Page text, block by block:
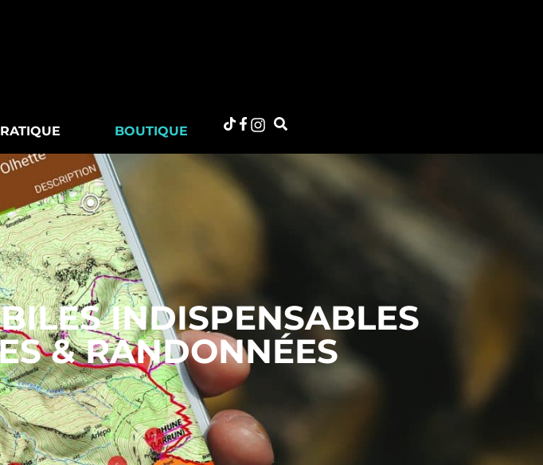
BOUTIQUE
INDISPENSABLES
& RANDONNÉES